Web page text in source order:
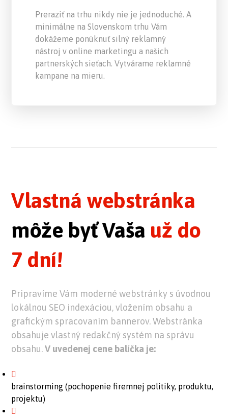
Preraziť na trhu nikdy nie je jednoduché. A
minimálne na Slovenskom trhu Vám
dokážeme ponúknuť silný reklamný
nástroj v online marketingu a našich
partnerských sieťach. Vytvárame reklamné
kampane na mieru.
Vlastná webstránka
môže byť Vaša už do
7 dní!
Pripravíme Vám moderné webstránky s úvodnou
lokálnou SEO indexáciou, vložením obsahu a
grafickým spracovaním bannerov. Webstránka
obsahuje vlastný redakčný systém na správu
obsahu.V uvedenej cene balíčka je:
brainstorming (pochopenie firemnej politiky, produktu,
projektu)